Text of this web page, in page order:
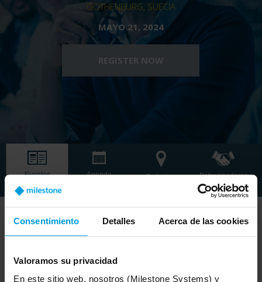
Consentimiento Detalles Acerca de las cookies
Valoramos su privacidad
En este sitio web, nosotros (Milestone Systems) y
GOTHENBURG, SUECIA
MAYO 21, 2024
REGISTER NOW
Eventos
Agenda
Cuándo y
Patrocinadores
Get ready to change the perceptions of video
technology!